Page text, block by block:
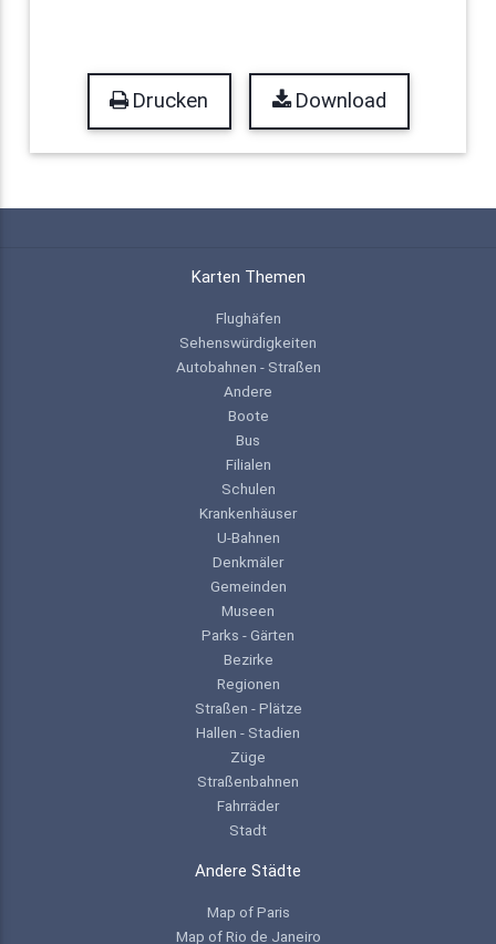
Drucken Download
Karten Themen
Flughäfen
Sehenswürdigkeiten
Autobahnen - Straßen
Andere
Boote
Bus
Filialen
Schulen
Krankenhäuser
U-Bahnen
Denkmäler
Gemeinden
Museen
Parks - Gärten
Bezirke
Regionen
Straßen - Plätze
Hallen - Stadien
Züge
Straßenbahnen
Fahrräder
Stadt
Andere Städte
Map of Paris
Map of Rio de Janeiro